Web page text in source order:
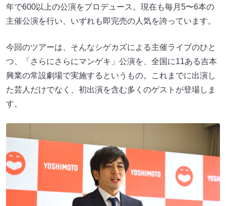
年で600以上の公演をプロデュース。現在も毎月5〜6本の
主催公演を行い、いずれも即完売の人気を誇っています。
今回のツアーは、そんなシゲカズによる主催ライブのひと
つ、「さらにさらにマンゲキ」公演を、全国に11ある吉本
興業の常設劇場で実施するというもの。これまでに出演し
た芸人だけでなく、初出演を含む多くのゲストが登場しま
す。